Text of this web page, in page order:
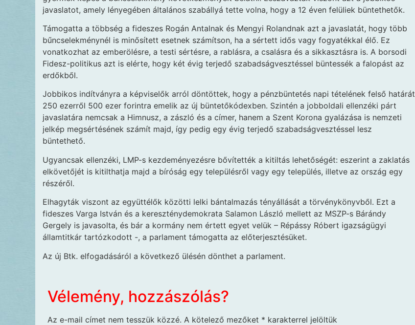
javaslatot, amely lényegében általános szabállyá tette volna, hogy a 12 éven felüliek büntethetők.
Támogatta a többség a fideszes Rogán Antalnak és Mengyi Rolandnak azt a javaslatát, hogy több
bűncselekménynél is minősített esetnek számítson, ha a sértett idős vagy fogyatékkal élő. Ez
vonatkozhat az emberölésre, a testi sértésre, a rablásra, a csalásra és a sikkasztásra is. A borsodi
Fidesz-politikus azt is elérte, hogy két évig terjedő szabadságvesztéssel büntessék a falopást az
erdőkből.
Jobbikos indítványra a képviselők arról döntöttek, hogy a pénzbüntetés napi tételének felső határát
250 ezerről 500 ezer forintra emelik az új büntetőkódexben. Szintén a jobboldali ellenzéki párt
javaslatára nemcsak a Himnusz, a zászló és a címer, hanem a Szent Korona gyalázása is nemzeti
jelkép megsértésének számít majd, így pedig egy évig terjedő szabadságvesztéssel lesz
büntethető.
Ugyancsak ellenzéki, LMP-s kezdeményezésre bővítették a kitiltás lehetőségét: eszerint a zaklatás
elkövetőjét is kitilthatja majd a bíróság egy településről vagy egy település, illetve az ország egy
részéről.
Elhagyták viszont az együttélők közötti lelki bántalmazás tényállását a törvénykönyvből. Ezt a
fideszes Varga István és a kereszténydemokrata Salamon László mellett az MSZP-s Bárándy
Gergely is javasolta, és bár a kormány nem értett egyet velük – Répássy Róbert igazságügyi
államtitkár tartózkodott -, a parlament támogatta az előterjesztésüket.
Az új Btk. elfogadásáról a következő ülésén dönthet a parlament.
Vélemény, hozzászólás?
Az e-mail címet nem tesszük közzé. A kötelező mezőket * karakterrel jelöltük